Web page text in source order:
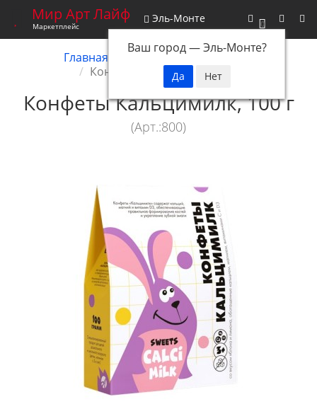
0
Мир Арт Лайф
Маркетплейс
Эль-Монте
Ваш город —Эль-Монте?
Главная
Снятые с производства
Конфеты Кальцимилк, 100 г
Конфеты Кальцимилк, 100 г
(Арт.:800)